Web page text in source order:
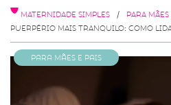
MATERNIDADE SIMPLES
PARA MÃES
PUERPÉRIO MAIS TRANQUILO: COMO
Para Mães e Pais